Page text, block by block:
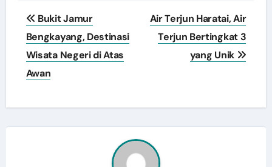
Post
navigation
Bukit Jamur
Bengkayang, Destinasi
Wisata Negeri di Atas
Awan
Air Terjun Haratai, Air
Terjun Bertingkat 3
yang Unik